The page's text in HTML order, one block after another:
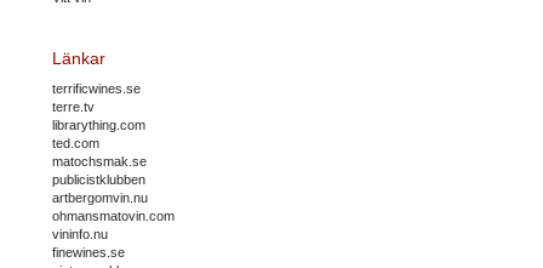
Länkar
terrificwines.se
terre.tv
librarything.com
ted.com
matochsmak.se
publicistklubben
artbergomvin.nu
ohmansmatovin.com
vininfo.nu
finewines.se